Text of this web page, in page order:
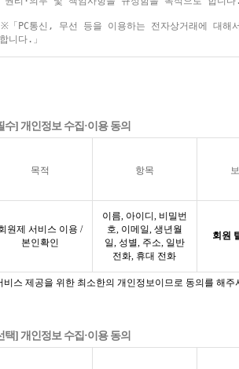
수] 개인정보 수집·이용 동의
목적 항목
원제 서비스 이용 /
본인확인
이름, 아이디, 비밀번
호, 이메일, 생년월
일, 성별, 주소, 일반
전화, 휴대 전화
회원
비스 제공을 위한 최소한의 개인정보이므로 동의를 해
택] 개인정보 수집·이용 동의